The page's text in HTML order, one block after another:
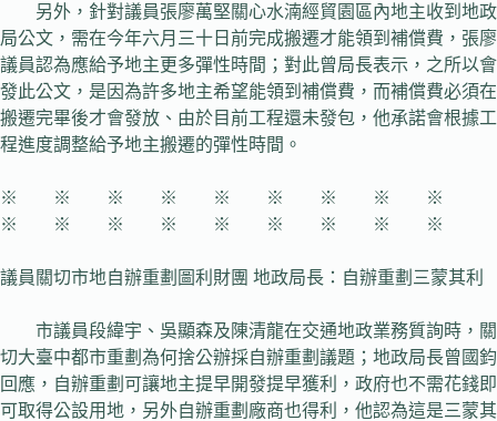
另外，針對議員張廖萬堅關心水湳經貿園區內地主收到地政
局公文，需在今年六月三十日前完成搬遷才能領到補償費，張廖
議員認為應給予地主更多彈性時間；對此曾局長表示，之所以會
發此公文，是因為許多地主希望能領到補償費，而補償費必須在
搬遷完畢後才會發放、由於目前工程還未發包，他承諾會根據工
程進度調整給予地主搬遷的彈性時間。
※ ※ ※ ※ ※ ※ ※ ※ ※
※ ※ ※ ※ ※ ※ ※ ※ ※
議員關切市地自辦重劃圖利財團 地政局長：自辦重劃三蒙其利
市議員段緯宇、吳顯森及陳清龍在交通地政業務質詢時，關
切大臺中都市重劃為何捨公辦採自辦重劃議題；地政局長曾國鈞
回應，自辦重劃可讓地主提早開發提早獲利，政府也不需花錢即
可取得公設用地，另外自辦重劃廠商也得利，他認為這是三蒙其